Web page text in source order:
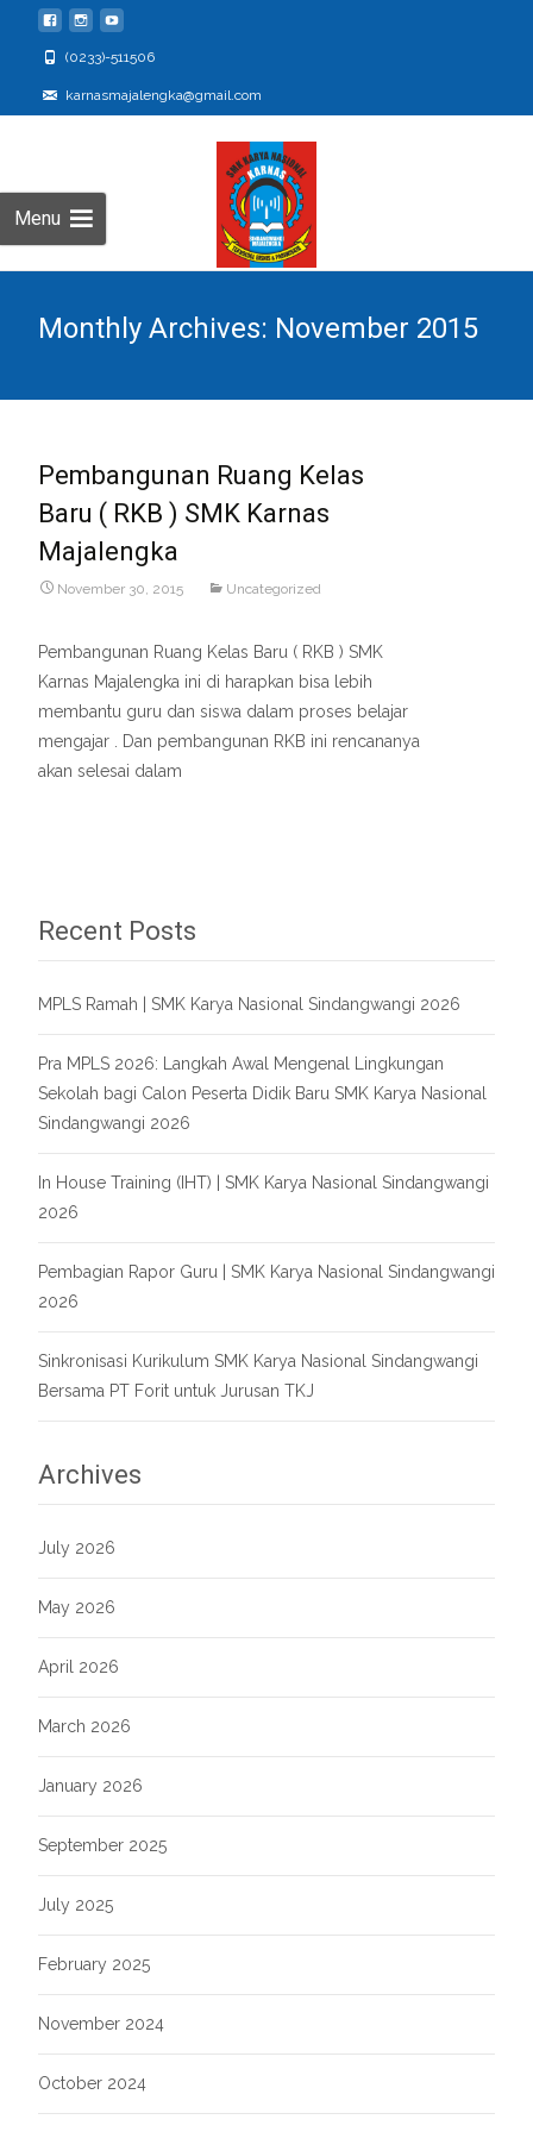
(0233)-511506
karnasmajalengka@gmail.com
Menu
Monthly Archives: November 2015
Pembangunan Ruang Kelas
Baru ( RKB ) SMK Karnas
Majalengka
November 30, 2015 Uncategorized
Pembangunan Ruang Kelas Baru ( RKB ) SMK
Karnas Majalengka ini di harapkan bisa lebih
membantu guru dan siswa dalam proses belajar
mengajar . Dan pembangunan RKB ini rencananya
akan selesai dalam
Recent Posts
MPLS Ramah | SMK Karya Nasional Sindangwangi 2026
Pra MPLS 2026: Langkah Awal Mengenal Lingkungan
Sekolah bagi Calon Peserta Didik Baru SMK Karya Nasional
Sindangwangi 2026
In House Training (IHT) | SMK Karya Nasional Sindangwangi
2026
Pembagian Rapor Guru | SMK Karya Nasional Sindangwangi
2026
Sinkronisasi Kurikulum SMK Karya Nasional Sindangwangi
Bersama PT Forit untuk Jurusan TKJ
Archives
July 2026
May 2026
April 2026
March 2026
January 2026
September 2025
July 2025
February 2025
November 2024
October 2024